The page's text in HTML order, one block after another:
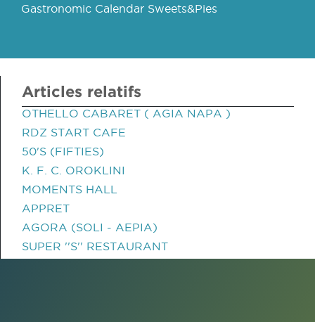
Gastronomic Calendar Sweets&Pies
Articles relatifs
OTHELLO CABARET ( AGIA NAPA )
RDZ START CAFE
50'S (FIFTIES)
K. F. C. OROKLINI
MOMENTS HALL
APPRET
AGORA (SOLI - AEPIA)
SUPER ''S'' RESTAURANT